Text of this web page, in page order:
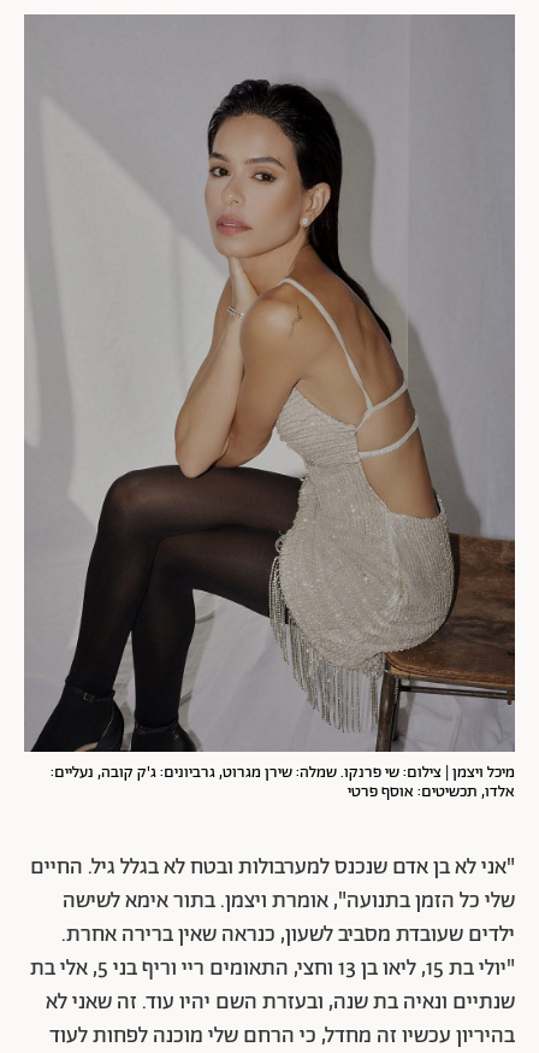
מיכל ויצמן | צילום: שי פרנקו. שמלה: שירן מגרוט, גרביונים: ג'ק קובה, נעליים:
אלדו, תכשיטים: אוסף פרטי
"אני לא בן אדם שנכנס למערבולות ובטח לא בגלל גיל. החיים
שלי כל הזמן בתנועה", אומרת ויצמן. בתור אימא לשישה
ילדים שעובדת מסביב לשעון, כנראה שאין ברירה אחרת.
"יולי בת 15, ליאו בן 13 וחצי, התאומים ריי וריף בני 5, אלי בת
שנתיים ונאיה בת שנה, ובעזרת השם יהיו עוד. זה שאני לא
בהיריון עכשיו זה מחדל, כי הרחם שלי מוכנה לפחות לעוד